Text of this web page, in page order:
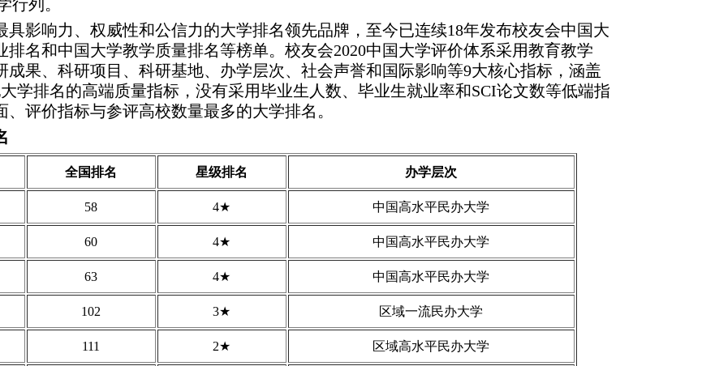
列。
影响力、权威性和公信力的大学排名领先品牌，至今已连续18年发布校友会中国大
名和中国大学教学质量排名等榜单。校友会2020中国大学评价体系采用教育教学
果、科研项目、科研基地、办学层次、社会声誉和国际影响等9大核心指标，涵盖
学排名的高端质量指标，没有采用毕业生人数、毕业生就业率和SCI论文数等低端指
评价指标与参评高校数量最多的大学排名。
全国排名 星级排名 办学层次
58 4★ 中国高水平民办大学
60 4★ 中国高水平民办大学
63 4★ 中国高水平民办大学
102 3★ 区域一流民办大学
111 2★ 区域高水平民办大学